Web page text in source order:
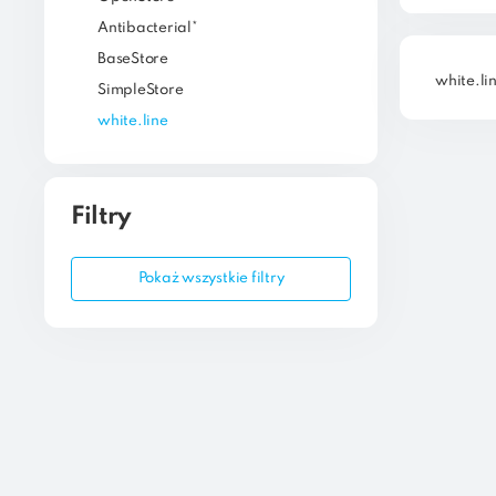
Antibacterial*
BaseStore
SimpleStore
white.line
Filtry
Pokaż wszystkie filtry